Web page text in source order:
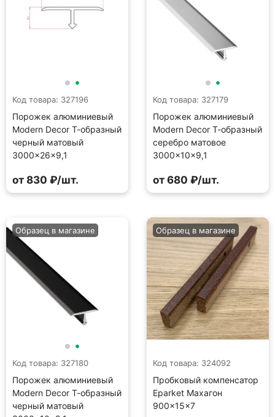
Код товара: 327196
Порожек алюминиевый
Modern Decor Т-образный
черный матовый
3000×26×9,1
от 830 ₽/шт.
Код товара: 327179
Порожек алюминиевый
Modern Decor Т-образный
серебро матовое
3000×10×9,1
от 680 ₽/шт.
Код товара: 327180
Порожек алюминиевый
Modern Decor Т-образный
черный матовый
Образец в магазине
Код товара: 324092
Пробковый компенсатор
Eparket Махагон
900×15×7
Образец в магазине